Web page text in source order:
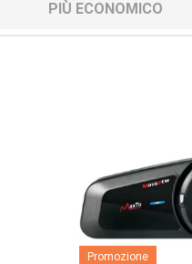
PIÙ ECONOMICO
Promozione